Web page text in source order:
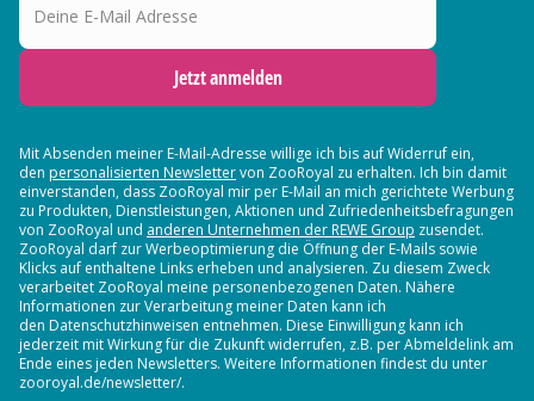
Jetzt anmelden
Mit Absenden meiner E-Mail-Adresse willige ich bis auf Widerruf ein,
den personalisierten Newslettervon ZooRoyal zu erhalten. Ich bin damit
einverstanden, dass ZooRoyal mir per E-Mail an mich gerichtete Werbung
zu Produkten, Dienstleistungen, Aktionen und Zufriedenheitsbefragungen
von ZooRoyal und anderen Unternehmen der REWE Group zusendet.
ZooRoyal darf zur Werbeoptimierung die Öffnung der E-Mails sowie
Klicks auf enthaltene Links erheben und analysieren. Zu diesem Zweck
verarbeitet ZooRoyal meine personenbezogenen Daten. Nähere
Informationen zur Verarbeitung meiner Daten kann ich
den Datenschutzhinweisen entnehmen. Diese Einwilligung kann ich
jederzeit mit Wirkung für die Zukunft widerrufen, z.B. per Abmeldelink am
Ende eines jeden Newsletters. Weitere Informationen findest du unter
zooroyal.de/newsletter/.